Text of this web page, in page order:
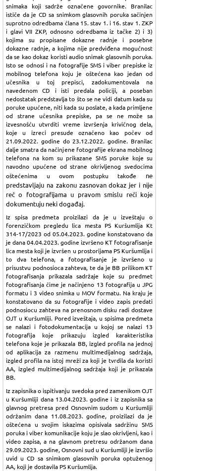
snimaka koji sadrže označene govornike. Branilac
ističe da je CD sa snimkom glasovnih poruka sačinjen
suprotno odredbama člana 15. stav 1. i 16. stav 1. ZKP
i glavi VII ZKP, odnosno odredbama iz tačke 2) i 3)
kojima su propisane dokazne radnje i posebne
dokazne radnje, a kojima nije predviđena mogućnost
da se kao dokaz koristi audio snimak glasovnih poruka.
Isto se odnosi i na fotografije SMS i viber prepiske iz
mobilnog telefona koju je oštećena kao jedan od
učesnika u toj prepisci, zadokumentovala na
navedenom CD i isti predala policiji, a poseban
nedostatak predstavlja to što se ne vidi datum kada su
poruke upućene, niti kada su poslate, a kada primljene
od strane učesnika prepiske, pa se ne može sa
izvesnošću utvrditi vreme izvršenja krivičnog dela,
koje u izreci presude označeno kao počev od
21.09.2022. godine do 23.12.2022. godine. Branilac
dalje smatra da načinjene fotografije ekrana mobilnog
telefona na kom su prikazane SMS poruke koje su
navodno upućene od strane okrivljenog svedocima
oštećenima u ovom postupku takođe ne
predstavljaju na zakonu zasnovan dokaz jer i nije
reč o fotografijama u pravom smislu reči koje
dokumentuju neki događaj.
Iz spisa predmeta proizilazi da je u izveštaju o
forenzičkom pregledu lica mesta PS Kuršumlija Kt
314-17/2023 od 05.04.2023. godine konstatovano da
je dana 04.04.2023. godine izvršeno KT fotografisanje
lica mesta koji je izvršen u prostorijama PS Kuršumlija i
to dva telefona, a fotografisanje je izvršeno u
prisustvu podnosioca zahteva, te da je BB prilikom KT
fotografisanja prikazala sadržaje koje su predmet
fotografisanja čime je načinjeno 13 fotografija u JPG
formatu i 3 video snimka u MOV formatu. Na kraju je
konstatovano da su fotografije i video zapis predati
podnosiocu zahteva na prenosnom disku radi dostave
OJT u Kuršumliji. Pored izveštaja, u spisima predmeta
se nalazi i fotodokumentacija u kojoj se nalazi 13
fotografija koje prikazuju izgled karakteristika
telefona koje je prikazala BB, izgled profila na jednoj
od aplikacija za razmenu multimedijalnog sadržaja,
izgled profila na istoj mreži za koji je tvrdila da koristi
AA, izgled multimedijalnog sadržaja koji je prikazala
BB.
Iz zapisnika o ispitivanju svedoka pred zamenikom OJT
u Kuršumliji dana 13.04.2023. godine i iz zapisnika sa
glavnog pretresa pred Osnovnim sudom u Kuršumliji
održanim dana 11.08.2023. godine, proizilazi da je
oštećena u svojim iskazima opisivala sadržinu SMS
poruka i viber komunikacije koju je slao okrivljeni, kao i
video zapisa, a na glavnom pretresu održanom dana
29.09.2023. godine, Osnovni sud u Kuršumliji je izvršio
uvid u CD sa snimkom glasovnih poruka optuženog
AA, koji je dostavila PS Kuršumlija.